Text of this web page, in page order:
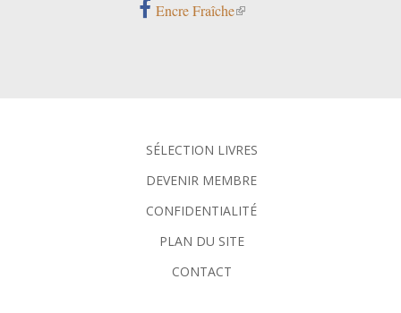
Encre Fraîche
SÉLECTION LIVRES
DEVENIR MEMBRE
CONFIDENTIALITÉ
PLAN DU SITE
CONTACT